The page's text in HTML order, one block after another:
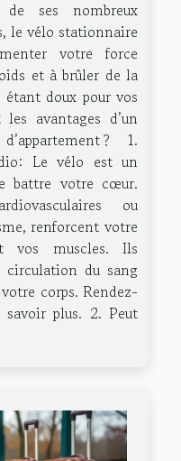
ses nombreux
le vélo stationnaire
votre force
et à brûler de la
doux pour vos
avantages d’un
? 1.
Le vélo est un
battre votre cœur.
ou
renforcent votre
vos muscles. Ils
du sang
corps. Rendez-
plus. 2. Peut